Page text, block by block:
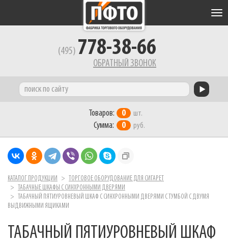
(495) 778-38-66
ОБРАТНЫЙ ЗВОНОК
Товаров: 0 шт.
Сумма: 0 руб.
КАТАЛОГ ПРОДУКЦИИ
ТОРГОВОЕ ОБОРУДОВАНИЕ ДЛЯ СИГАРЕТ
ТАБАЧНЫЕ ШКАФЫ С СИНХРОННЫМИ ДВЕРЯМИ
ТАБАЧНЫЙ ПЯТИУРОВНЕВЫЙ ШКАФ С СИНХРОННЫМИ ДВЕРЯМИ С ТУМБОЙ С ДВУМЯ
ВЫДВИЖНЫМИ ЯЩИКАМИ
ТАБАЧНЫЙ ПЯТИУРОВНЕВЫЙ ШКАФ